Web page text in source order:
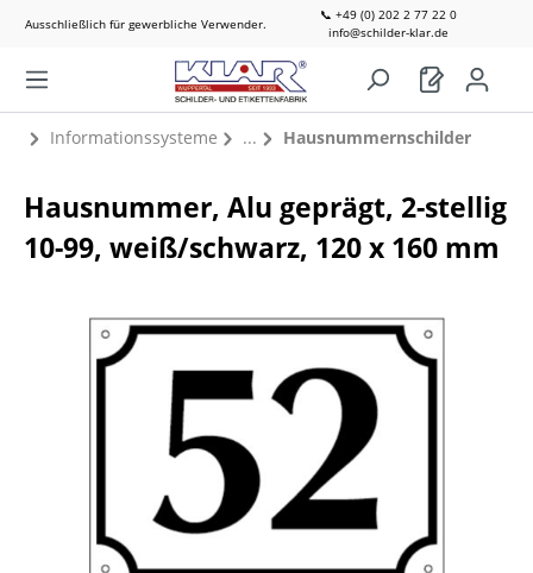
Ausschließlich für gewerbliche Verwender.
📞 +49 (0) 202 2 77 22 0
info@schilder-klar.de
Informationssysteme Hausnummernschilder
Hausnummer, Alu geprägt, 2-stellig
10-99, weiß/schwarz, 120 x 160 mm